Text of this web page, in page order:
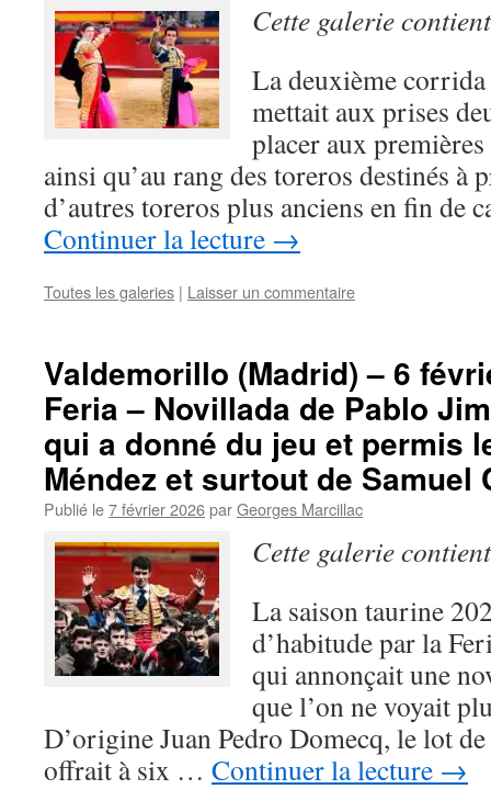
Cette galerie
La deuxième
mettait aux prises
placer aux
ainsi qu’au rang des toreros destinés à
d’autres toreros plus anciens en fin de
Continuer la lecture →
Toutes les galeries | Laisser un commentaire
Valdemorillo (Madrid) – 6
Feria – Novillada de Pablo
qui a donné du jeu et permis
Méndez et surtout de Samuel
Publié le7 février 2026parGeorges Marcillac
Cette galerie
La saison taurine
d’habitude par la
qui annonçait une
que l’on ne voyait
D’origine Juan Pedro Domecq, le lot de
offrait à six … Continuer la lecture →